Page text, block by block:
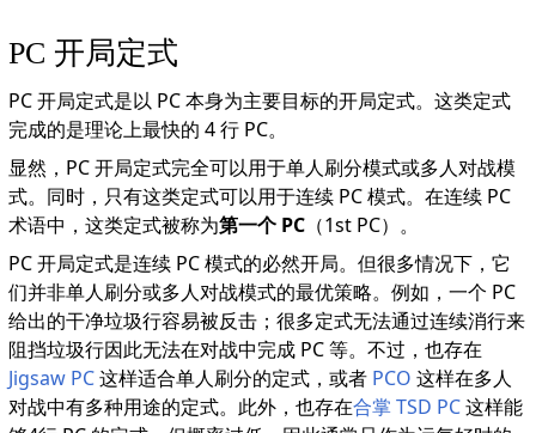
PC 开局定式
PC 开局定式是以 PC 本身为主要目标的开局定式。这类定式
完成的是理论上最快的 4 行 PC。
显然，PC 开局定式完全可以用于单人刷分模式或多人对战模
式。同时，只有这类定式可以用于连续 PC 模式。在连续 PC
术语中，这类定式被称为第一个 PC （1st PC）。
PC 开局定式是连续 PC 模式的必然开局。但很多情况下，它
们并非单人刷分或多人对战模式的最优策略。例如，一个 PC
给出的干净垃圾行容易被反击；很多定式无法通过连续消行来
阻挡垃圾行因此无法在对战中完成 PC 等。不过，也存在
Jigsaw PC这样适合单人刷分的定式，或者 PCO 这样在多人
对战中有多种用途的定式。此外，也存在合掌 TSD PC这样能